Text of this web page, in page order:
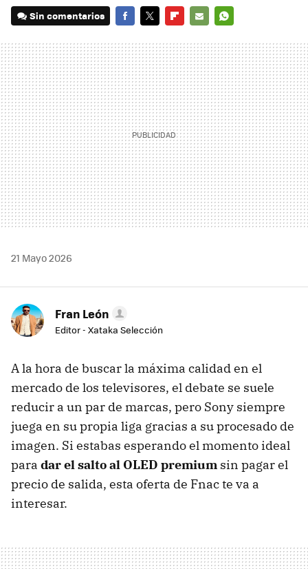
Sin comentarios
MAIL
21 Mayo 2026
Fran León
Editor - Xataka Selección
A la hora de buscar la máxima calidad en el
mercado de los televisores, el debate se suele
reducir a un par de marcas, pero Sony siempre
juega en su propia liga gracias a su procesado de
imagen. Si estabas esperando el momento ideal
para dar el salto al OLED premium sin pagar el
precio de salida, esta oferta de Fnac te va a
interesar.